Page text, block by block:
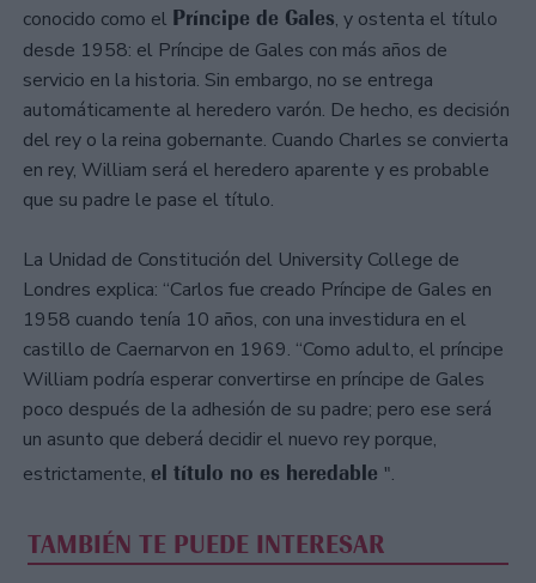
conocido como el Príncipe de Gales, y ostenta el título
desde 1958: el Príncipe de Gales con más años de
servicio en la historia. Sin embargo, no se entrega
automáticamente al heredero varón. De hecho, es decisión
del rey o la reina gobernante. Cuando Charles se convierta
en rey, William será el heredero aparente y es probable
que su padre le pase el título.
La Unidad de Constitución del University College de
Londres explica: “Carlos fue creado Príncipe de Gales en
1958 cuando tenía 10 años, con una investidura en el
castillo de Caernarvon en 1969. “Como adulto, el príncipe
William podría esperar convertirse en príncipe de Gales
poco después de la adhesión de su padre; pero ese será
un asunto que deberá decidir el nuevo rey porque,
estrictamente, el título no es heredable ".
TAMBIÉN TE PUEDE INTERESAR